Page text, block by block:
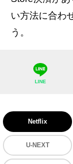
い方法に合わ
う。
LINE
Netflix
U-NEXT